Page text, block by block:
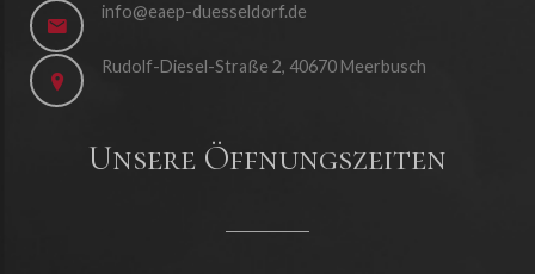
info@eaep-duesseldorf.de
Rudolf-Diesel-Straße 2, 40670 Meerbusch
Unsere Öffnungszeiten